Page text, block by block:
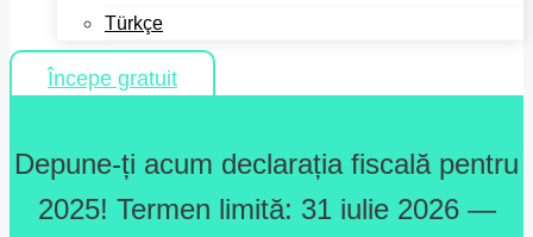
Türkçe
Începe gratuit
Depune-ți acum declarația fiscală pentru
2025! Termen limită: 31 iulie 2026 —